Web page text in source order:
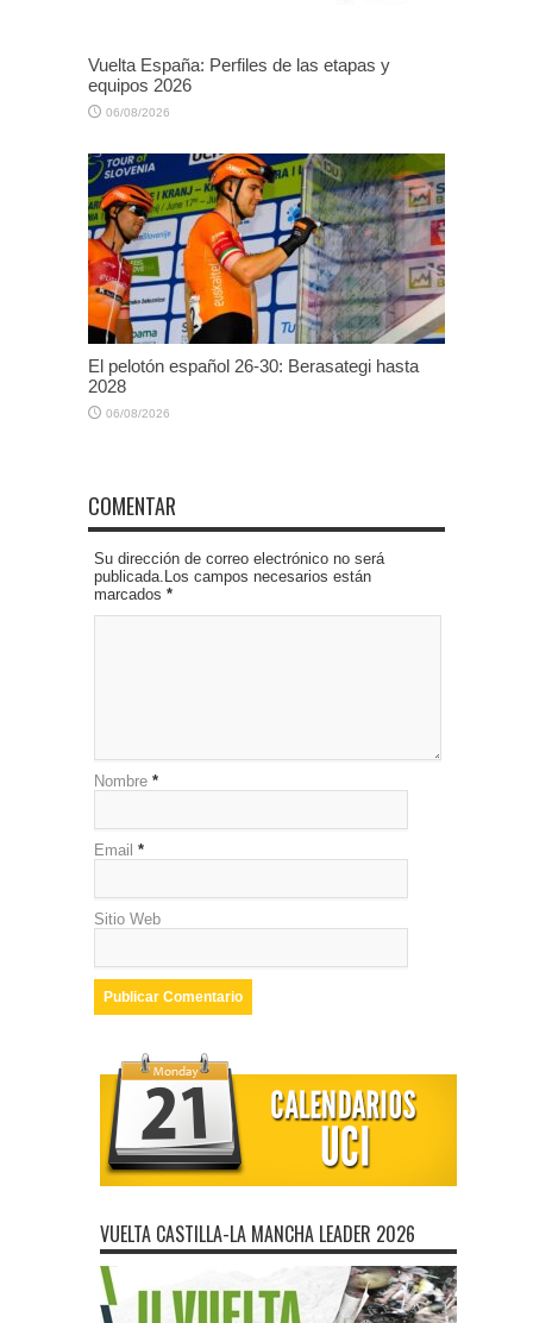
Vuelta España: Perfiles de las etapas y
equipos 2026
06/08/2026
El pelotón español 26-30: Berasategi hasta
2028
06/08/2026
COMENTAR
Su dirección de correo electrónico no será
publicada.Los campos necesarios están
marcados *
Nombre *
Email *
Sitio Web
VUELTA CASTILLA-LA MANCHA LEADER 2026